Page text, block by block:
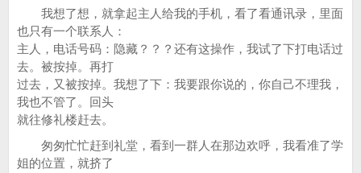
我想了想，就拿起主人给我的手机，看了看通讯录，里面
也只有一个联系人：
主人，电话号码：隐藏？？？还有这操作，我试了下打电话过
去。被按掉。再打
过去，又被按掉。我想了下：我要跟你说的，你自己不理我，
我也不管了。回头
就往修礼楼赶去。
匆匆忙忙赶到礼堂，看到一群人在那边欢呼，我看准了学
姐的位置，就挤了